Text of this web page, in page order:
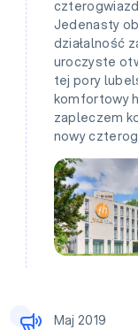
Jedenasty
działalność
uroczyste
tej pory
komfortowy
zapleczem
nowy
Maj 2019